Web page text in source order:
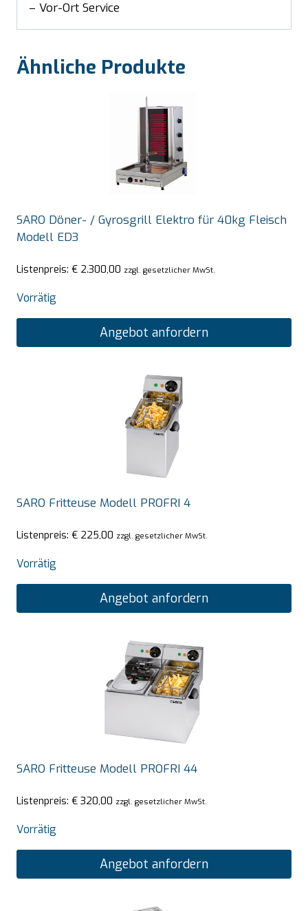
– Vor-Ort Service
Ähnliche Produkte
SARO Döner- / Gyrosgrill Elektro für 40kg Fleisch
Modell ED3
Listenpreis: € 2.300,00 zzgl. gesetzlicher MwSt.
Vorrätig
Angebot anfordern
SARO Fritteuse Modell PROFRI 4
Listenpreis: € 225,00 zzgl. gesetzlicher MwSt.
Vorrätig
Angebot anfordern
SARO Fritteuse Modell PROFRI 44
Listenpreis: € 320,00 zzgl. gesetzlicher MwSt.
Vorrätig
Angebot anfordern